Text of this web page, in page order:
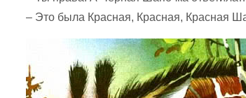
– Это была Красная, Красная, Красная